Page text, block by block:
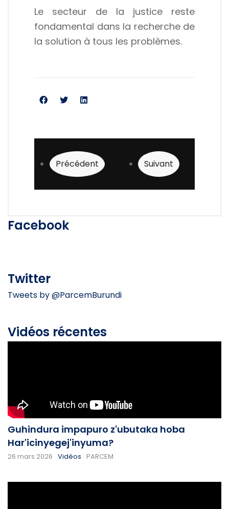
Le secteur de la justice reste
fondamental dans la recherche de
la solution à tous les problèmes.
Article précédent : L’année 2026
Précédent Article suivant :
Suivant
Facebook
Twitter
Tweets by @ParcemBurundi
Vidéos récentes
Guhindura impapuro z'ubutaka hoba
Har'icinyegej'inyuma?
26 mars 2026 Vidéos PARCEM